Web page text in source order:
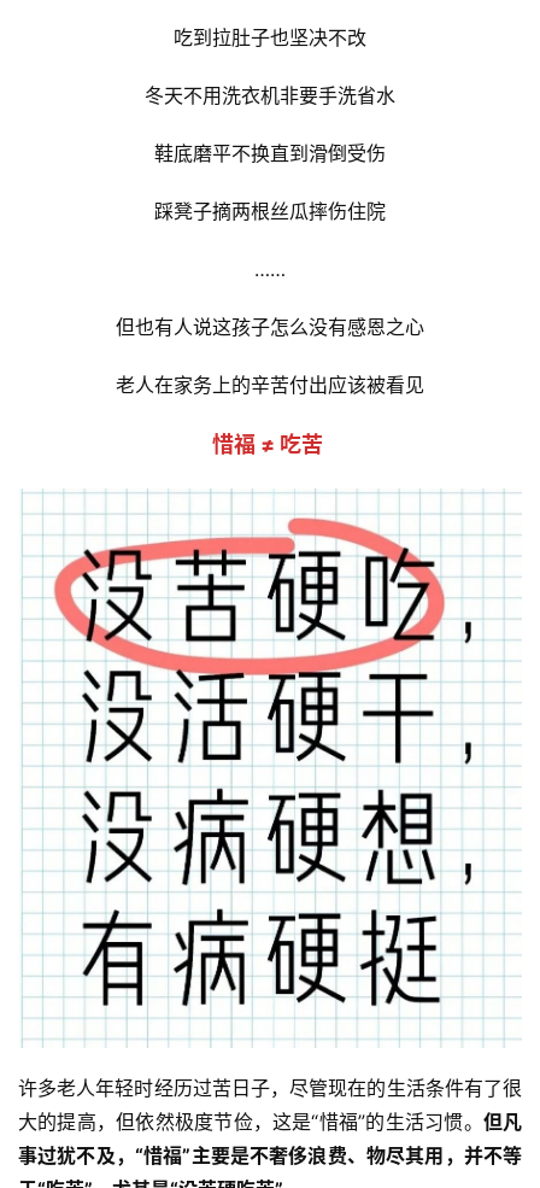
吃到拉肚子也坚决不改
冬天不用洗衣机非要手洗省水
鞋底磨平不换直到滑倒受伤
踩凳子摘两根丝瓜摔伤住院
……
但也有人说这孩子怎么没有感恩之心
老人在家务上的辛苦付出应该被看见
惜福 ≠ 吃苦
许多老人年轻时经历过苦日子，尽管现在的生活条件有了很
大的提高，但依然极度节俭，这是“惜福”的生活习惯。 但凡
事过犹不及，“惜福”主要是不奢侈浪费、物尽其用，并不等